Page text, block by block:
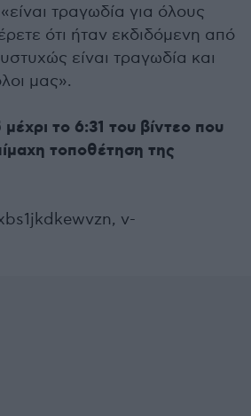
τραγωδία για όλους
ότι ήταν εκδιδόμενη από
είναι τραγωδία και
μας».
το 6:31 του βίντεο που
τοποθέτηση της
v-